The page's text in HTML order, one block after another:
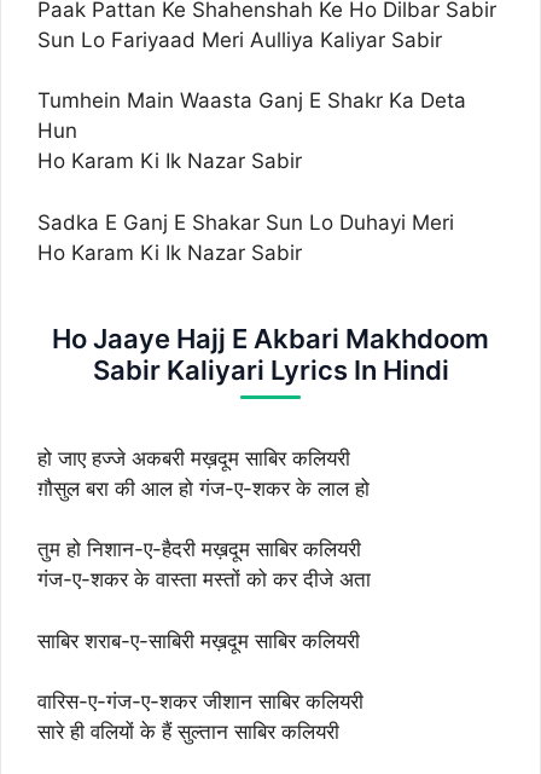
Paak Pattan Ke Shahenshah Ke Ho Dilbar Sabir
Sun Lo Fariyaad Meri Aulliya Kaliyar Sabir
Tumhein Main Waasta Ganj E Shakr Ka Deta
Hun
Ho Karam Ki Ik Nazar Sabir
Sadka E Ganj E Shakar Sun Lo Duhayi Meri
Ho Karam Ki Ik Nazar Sabir
Ho Jaaye Hajj E Akbari Makhdoom
Sabir Kaliyari Lyrics In Hindi
हो जाए हज्जे अकबरी मख़दूम साबिर कलियरी
ग़ौसुल बरा की आल हो गंज-ए-शकर के लाल हो
तुम हो निशान-ए-हैदरी मख़दूम साबिर कलियरी
गंज-ए-शकर के वास्ता मस्तों को कर दीजे अता
साबिर शराब-ए-साबिरी मख़दूम साबिर कलियरी
वारिस-ए-गंज-ए-शकर जीशान साबिर कलियरी
सारे ही वलियों के हैं सुल्तान साबिर कलियरी